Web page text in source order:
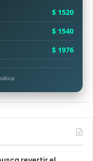
$ 1520
$ 1540
$ 1976